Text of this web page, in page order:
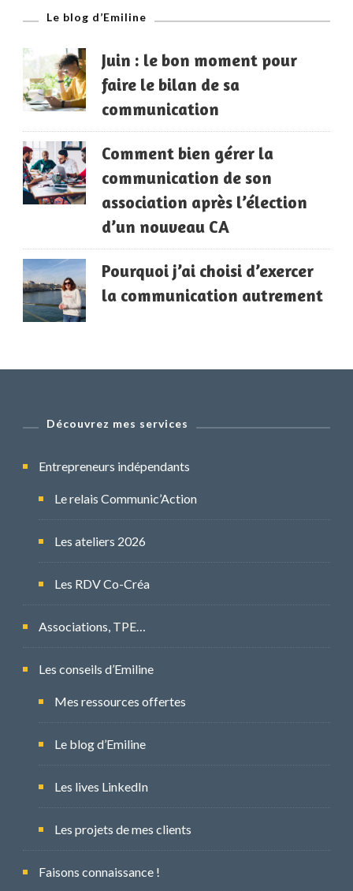
Le blog d’Emiline
Juin : le bon moment pour
faire le bilan de sa
communication
Comment bien gérer la
communication de son
association après l’élection
d’un nouveau CA
Pourquoi j’ai choisi d’exercer
la communication autrement
Découvrez mes services
Entrepreneurs indépendants
Le relais Communic’Action
Les ateliers 2026
Les RDV Co-Créa
Associations, TPE…
Les conseils d’Emiline
Mes ressources offertes
Le blog d’Emiline
Les lives LinkedIn
Les projets de mes clients
Faisons connaissance !